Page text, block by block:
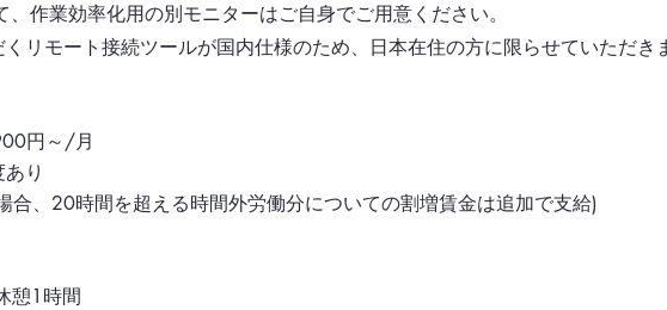
作業効率化用の別モニターはご自身でご用意ください。
リモート接続ツールが国内仕様のため、日本在住の方に限らせていただき
円～/月
り
合、20時間を超える時間外労働分についての割増賃金は追加で支給)
憩1時間